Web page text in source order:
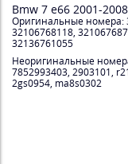
Bmw 7 e66 2001-2008
Оригинальные номера:
32106768118,
32136761055
Неоригинальные
7852993403, 2903101,
2gs0954, ma8s0302